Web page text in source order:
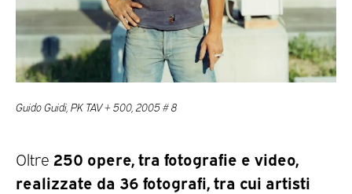
Guido Guidi, PK TAV + 500, 2005 # 8
Oltre 250 opere, tra fotografie e video,
realizzate da 36 fotografi, tra cui artisti